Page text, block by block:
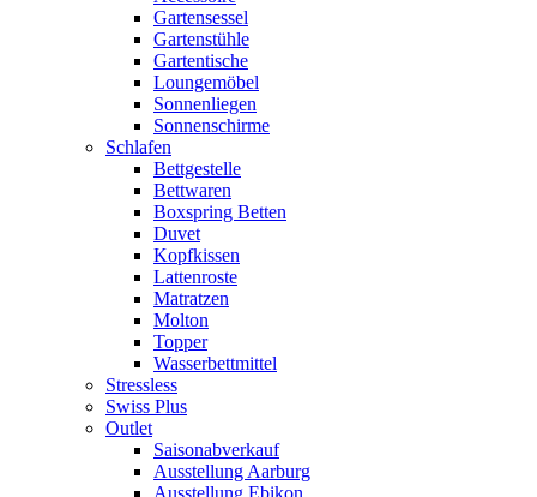
Gartensessel
Gartenstühle
Gartentische
Loungemöbel
Sonnenliegen
Sonnenschirme
Schlafen
Bettgestelle
Bettwaren
Boxspring Betten
Duvet
Kopfkissen
Lattenroste
Matratzen
Molton
Topper
Wasserbettmittel
Stressless
Swiss Plus
Outlet
Saisonabverkauf
Ausstellung Aarburg
Ausstellung Ebikon